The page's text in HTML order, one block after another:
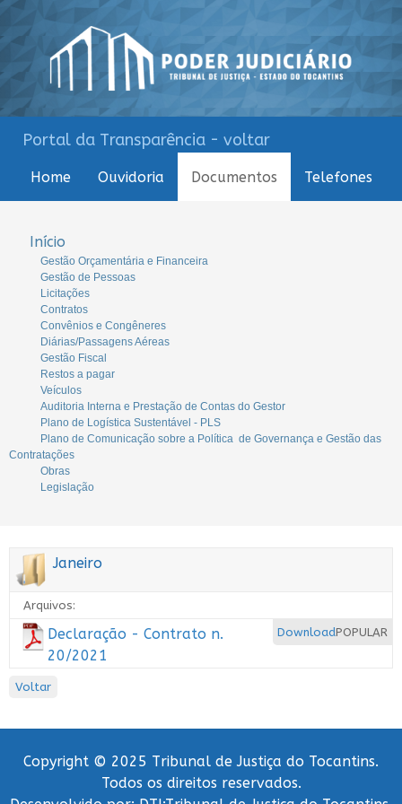
Portal da Transparência - voltar
Home Ouvidoria Documentos Telefones
Início
Gestão Orçamentária e Financeira
Gestão de Pessoas
Licitações
Contratos
Convênios e Congêneres
Diárias/Passagens Aéreas
Gestão Fiscal
Restos a pagar
Veículos
Auditoria Interna e Prestação de Contas do Gestor
Plano de Logística Sustentável - PLS
Plano de Comunicação sobre a Política de Governança e Gestão das
Contratações
Obras
Legislação
Janeiro
Arquivos:
POPULAR
Download
Declaração - Contrato n.
20/2021
Voltar
Copyright © 2025 Tribunal de Justiça do Tocantins.
Todos os direitos reservados.